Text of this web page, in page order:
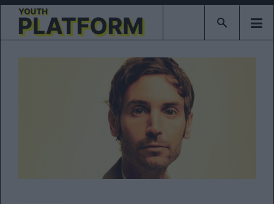
Type 2 or